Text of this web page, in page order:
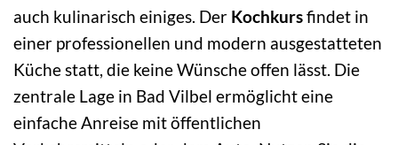
auch kulinarisch einiges. Der Kochkursfindet in
einer professionellen und modern ausgestatteten
Küche statt, die keine Wünsche offen lässt. Die
zentrale Lage in Bad Vilbel ermöglicht eine
einfache Anreise mit öffentlichen